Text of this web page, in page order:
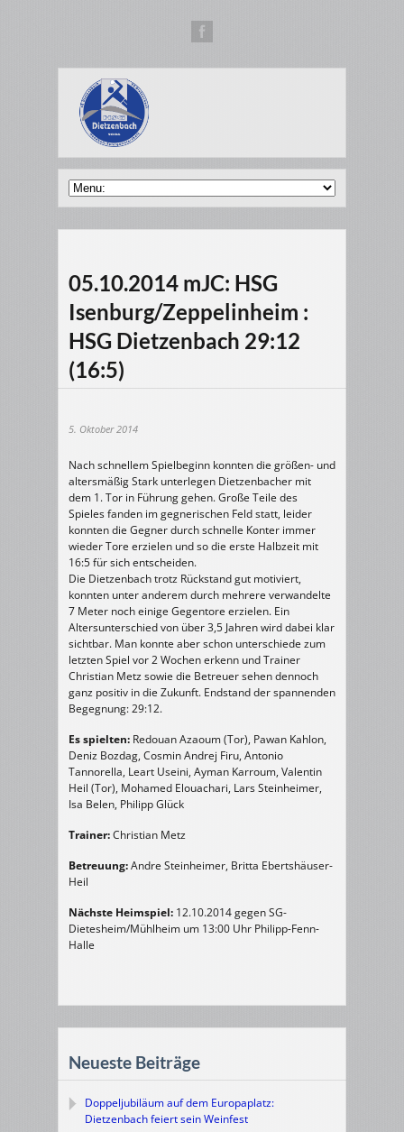
05.10.2014 mJC: HSG
Isenburg/Zeppelinheim :
HSG Dietzenbach 29:12
(16:5)
5. Oktober 2014
Nach schnellem Spielbeginn konnten die größen- und
altersmäßig Stark unterlegen Dietzenbacher mit
dem 1. Tor in Führung gehen. Große Teile des
Spieles fanden im gegnerischen Feld statt, leider
konnten die Gegner durch schnelle Konter immer
wieder Tore erzielen und so die erste Halbzeit mit
16:5 für sich entscheiden.
Die Dietzenbach trotz Rückstand gut motiviert,
konnten unter anderem durch mehrere verwandelte
7 Meter noch einige Gegentore erzielen. Ein
Altersunterschied von über 3,5 Jahren wird dabei klar
sichtbar. Man konnte aber schon unterschiede zum
letzten Spiel vor 2 Wochen erkenn und Trainer
Christian Metz sowie die Betreuer sehen dennoch
ganz positiv in die Zukunft. Endstand der spannenden
Begegnung: 29:12.
Es spielten: Redouan Azaoum (Tor), Pawan Kahlon,
Deniz Bozdag, Cosmin Andrej Firu, Antonio
Tannorella, Leart Useini, Ayman Karroum, Valentin
Heil (Tor), Mohamed Elouachari, Lars Steinheimer,
Isa Belen, Philipp Glück
Trainer:Christian Metz
Betreuung:Andre Steinheimer, Britta Ebertshäuser-
Heil
Nächste Heimspiel: 12.10.2014 gegen SG-
Dietesheim/Mühlheim um 13:00 Uhr Philipp-Fenn-
Halle
Neueste Beiträge
Doppeljubiläum auf dem Europaplatz:
Dietzenbach feiert sein Weinfest